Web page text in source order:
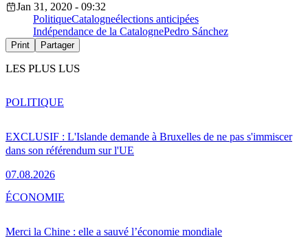
Jan 31, 2020 - 09:32
PolitiqueCatalogneélections anticipées
Indépendance de la CatalognePedro Sánchez
Print Partager
LES PLUS LUS
EXCLUSIF : L'Islande demande à Bruxelles de ne pas s'immiscer
dans son référendum sur l'UE
07.08.2026
POLITIQUE
Merci la Chine : elle a sauvé l’économie mondiale
ÉCONOMIE